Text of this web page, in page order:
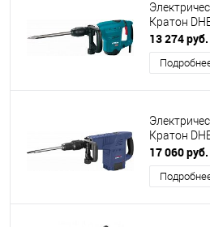
Кратон
13 274 руб.
Кратон
17 060 руб.